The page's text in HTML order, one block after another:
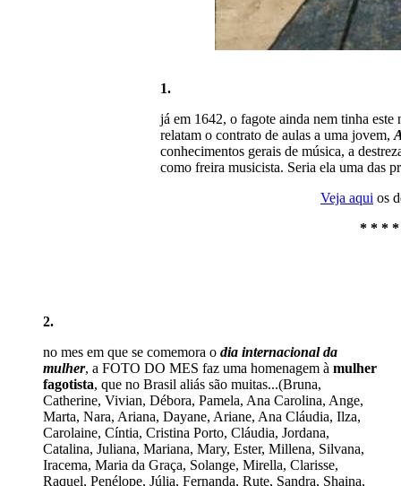
1.
já em 1642, o fagote ainda nem tinha
relatam o contrato de aulas a uma jovem,
conhecimentos gerais de música, a
como freira musicista. Seria ela uma das
Veja aqui os
* * *
2.
no mes em que se comemora o dia internacional da
mulher, a FOTO DO MES faz uma homenagem à mulher
fagotista, que no Brasil aliás são muitas...(Bruna,
Catherine, Vivian, Débora, Pamela, Ana Carolina, Ange,
Marta, Nara, Ariana, Dayane, Ariane, Ana Cláudia, Ilza,
Carolaine, Cíntia, Cristina Porto, Cláudia, Jordana,
Catalina, Juliana, Mariana, Mary, Ester, Millena, Silvana,
Iracema, Maria da Graça, Solange, Mirella, Clarisse,
Raquel, Penélope, Júlia, Fernanda, Rute, Sandra, Shaina,